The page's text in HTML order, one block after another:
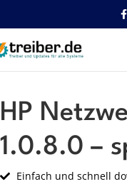
Startseite HP Netzwerk
HP
1.0.8.0 –
Einfach und schnell